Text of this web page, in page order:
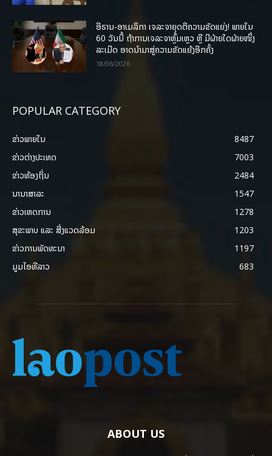
ອີຣານ-ອາເມລິກາ ເຈລະຈາຍຸດຕິຄວາມຂັດແຍ່ງ! ພາຍໃນ
60 ວັນນີ້ ຖ້າການເຈລະຈາຫຼົ້ມເຫຼວ ຫຼື ມີຝ່າຍໃດຝ່າຍໜຶ່ງ
ລະເມີດ ອາດນໍາມາສູ່ຄວາມຂັດແຍ້ງອີກຄັ້ງ
18/06/2026
POPULAR CATEGORY
ຂ່າວພາຍ​ໃນ
8487
ຂ່າວຕ່າງປະເທດ
7003
ຂ່າວທ້ອງຖິ່ນ
2484
ນານາສາລະ
1547
ຂ່າວເຫດການ
1278
ສຸຂະພາບ ແລະ ສີ່ງແວດລ້ອມ
1203
ຂ່າວການພັດທະນາ
1197
ມູມໄອທີລາວ
683
ABOUT US